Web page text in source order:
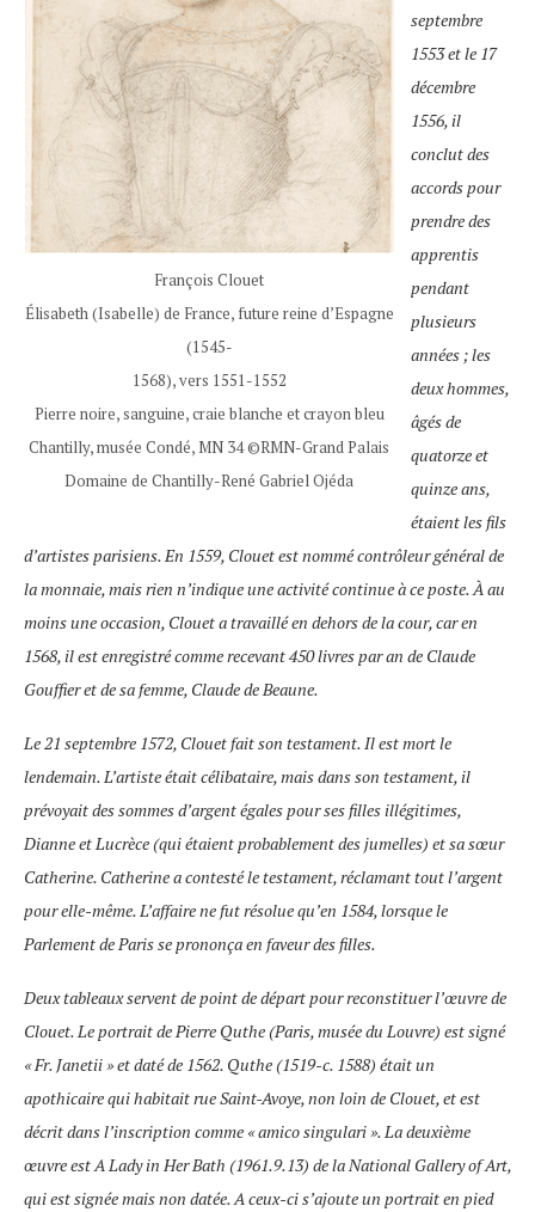
François Clouet
Élisabeth (Isabelle) de France, future reine d’Espagne
(1545-
1568), vers 1551-1552
Pierre noire, sanguine, craie blanche et crayon bleu
Chantilly, musée Condé, MN 34 ©RMN-Grand Palais
Domaine de Chantilly-René Gabriel Ojéda
septembre
1553 et le 17
décembre
1556, il
conclut des
accords pour
prendre des
apprentis
pendant
plusieurs
années ; les
deux hommes,
âgés de
quatorze et
quinze ans,
étaient les fils
d’artistes parisiens. En 1559, Clouet est nommé contrôleur général de
la monnaie, mais rien n’indique une activité continue à ce poste. À au
moins une occasion, Clouet a travaillé en dehors de la cour, car en
1568, il est enregistré comme recevant 450 livres par an de Claude
Gouffier et de sa femme, Claude de Beaune.
Le 21 septembre 1572, Clouet fait son testament. Il est mort le
lendemain. L’artiste était célibataire, mais dans son testament, il
prévoyait des sommes d’argent égales pour ses filles illégitimes,
Dianne et Lucrèce (qui étaient probablement des jumelles) et sa sœur
Catherine. Catherine a contesté le testament, réclamant tout l’argent
pour elle-même. L’affaire ne fut résolue qu’en 1584, lorsque le
Parlement de Paris se prononça en faveur des filles.
Deux tableaux servent de point de départ pour reconstituer l’œuvre de
Clouet. Le portrait de Pierre Quthe (Paris, musée du Louvre) est signé
« Fr. Janetii » et daté de 1562. Quthe (1519-c. 1588) était un
apothicaire qui habitait rue Saint-Avoye, non loin de Clouet, et est
décrit dans l’inscription comme « amico singulari ». La deuxième
œuvre est A Lady in Her Bath (1961.9.13) de la National Gallery of Art,
qui est signée mais non datée. A ceux-ci s’ajoute un portrait en pied